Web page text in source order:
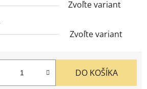
Zvoľte variant
Zvoľte variant
DO KOŠÍKA